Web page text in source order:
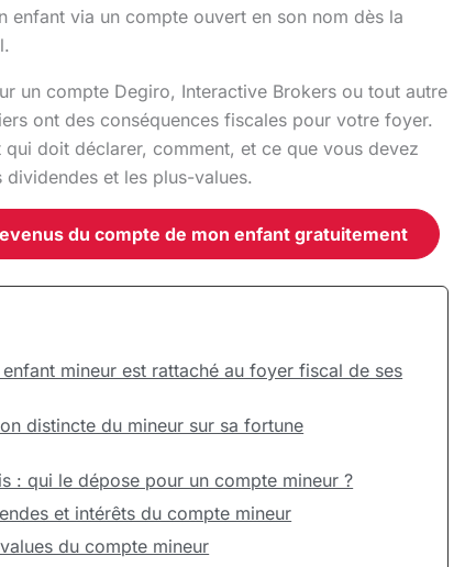
enfant via un compte ouvert en son nom dès la
un compte Degiro, Interactive Brokers ou tout autre
ont des conséquences fiscales pour votre foyer.
doit déclarer, comment, et ce que vous devez
dividendes et les plus-values.
du compte de mon enfant gratuitement
mineur est rattaché au foyer fiscal de ses
distincte du mineur sur sa fortune
: qui le dépose pour un compte mineur ?
et intérêts du compte mineur
du compte mineur